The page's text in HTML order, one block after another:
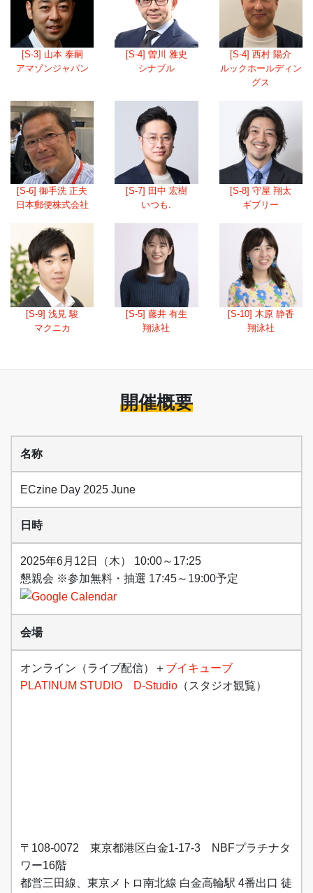
[S-3] 山本 泰嗣
アマゾンジャパン
[S-4] 曽川 雅史
シナブル
[S-4] 西村 陽介
ルックホールディン
グス
[S-6] 御手洗 正夫
日本郵便株式会社
[S-7] 田中 宏樹
いつも.
[S-8] 守屋 翔太
ギブリー
[S-9] 浅見 駿
マクニカ
[S-5] 藤井 有生
翔泳社
[S-10] 木原 静香
翔泳社
開催概要
名称
ECzine Day 2025 June
日時
2025年6月12日（木） 10:00～17:25
懇親会 ※参加無料・抽選 17:45～19:00予定
会場
オンライン（ライブ配信）＋ ブイキューブ
PLATINUM STUDIO D-Studio （スタジオ観覧）
〒108-0072 東京都港区白金1-17-3 NBFプラチナタ
ワー16階
都営三田線、東京メトロ南北線 白金高輪駅 4番出口 徒